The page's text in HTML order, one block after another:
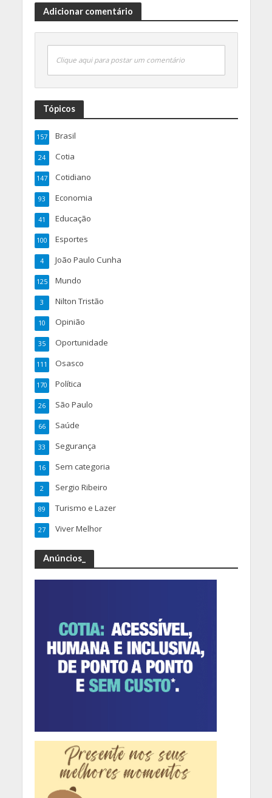
Adicionar comentário
Clique aqui para postar um comentário
Tópicos
Brasil
157
Cotia
24
Cotidiano
147
Economia
93
Educação
41
Esportes
100
João Paulo Cunha
4
Mundo
125
Nilton Tristão
3
Opinião
10
Oportunidade
35
Osasco
111
Política
170
São Paulo
26
Saúde
66
Segurança
33
Sem categoria
16
Sergio Ribeiro
2
Turismo e Lazer
89
Viver Melhor
27
Anúncios_